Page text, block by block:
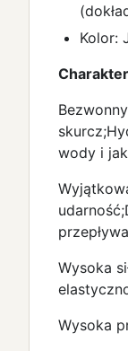
Kolor:
wody i
Wysoka
Wysoka